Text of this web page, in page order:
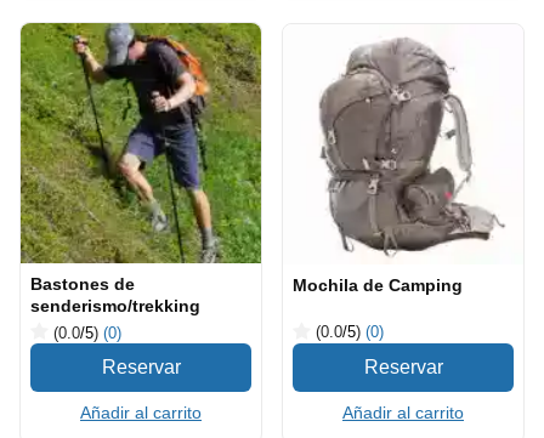
Bastones de
senderismo/trekking
(0.0/5) (0)
Añadir al carrito
Mochila de Camping
(0.0/5) (0)
Añadir al carrito